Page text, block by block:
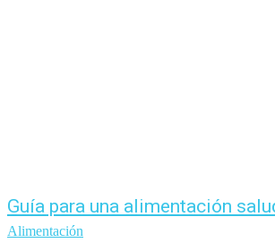
Guía para una alimentación
Alimentación